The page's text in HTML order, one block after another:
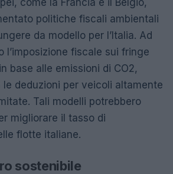
politiche fiscali ambientali
da modello per l’Italia. Ad
l’imposizione fiscale sui fringe
base alle emissioni di CO2,
le deduzioni per veicoli altamente
Tali modelli potrebbero
migliorare il tasso di
flotte italiane.
sostenibile